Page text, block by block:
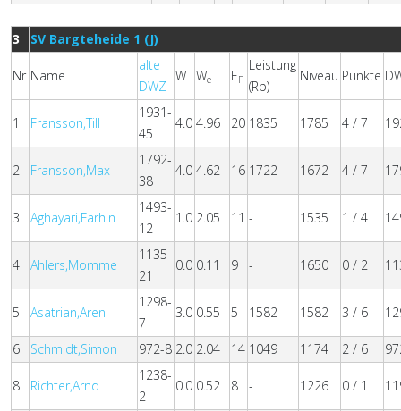
3 SV Bargteheide 1 (J)
Nr Name
alte
DWZ
W We EF
Leistung
(Rp)
Niveau Punkte
1 Fransson,Till
1931-
45
4.0 4.96 20 1835 1785 4 / 7
2 Fransson,Max
1792-
38
4.0 4.62 16 1722 1672 4 / 7
3 Aghayari,Farhin
1493-
12
1.0 2.05 11 - 1535 1 / 4
4 Ahlers,Momme
1135-
21
0.0 0.11 9 - 1650 0 / 2
5 Asatrian,Aren
1298-
7
3.0 0.55 5 1582 1582 3 / 6
6 Schmidt,Simon 972-8 2.0 2.04 14 1049 1174 2 / 6
8 Richter,Arnd
1238-
2
0.0 0.52 8 - 1226 0 / 1